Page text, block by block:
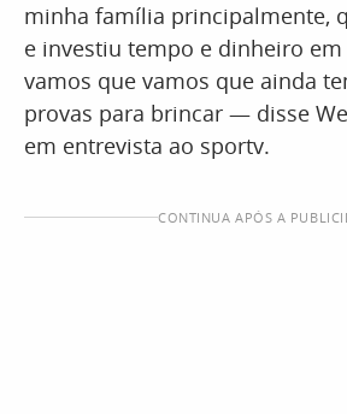
minha família principalmente,
e investiu tempo e dinheiro
vamos que vamos que ainda
provas para brincar — disse
em entrevista ao sportv.
CONTINUA APÓS A